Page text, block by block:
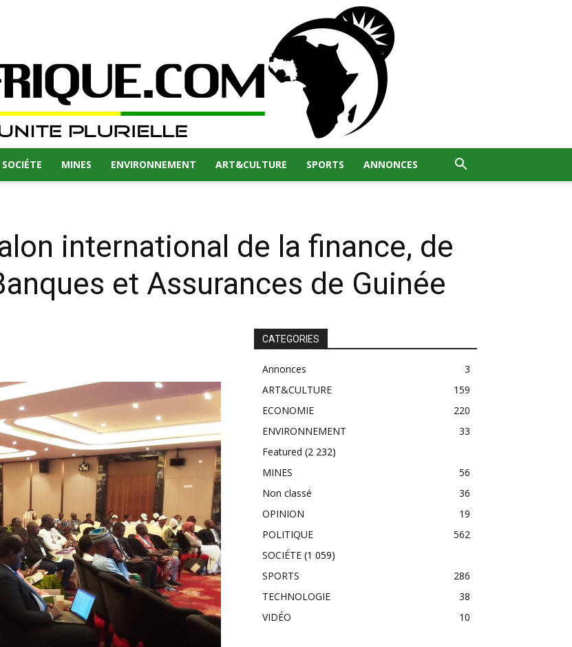
SOCIÉTE MINES ENVIRONNEMENT ART&CULTURE SPORTS ANNONCES
international de la finance, de
et Assurances de Guinée
CATEGORIES
Annonces
3
ART&CULTURE
159
ECONOMIE
220
ENVIRONNEMENT
33
Featured (2 232)
MINES
56
Non classé
36
OPINION
19
POLITIQUE
562
SOCIÉTE (1 059)
SPORTS
286
TECHNOLOGIE
38
VIDÉO
10